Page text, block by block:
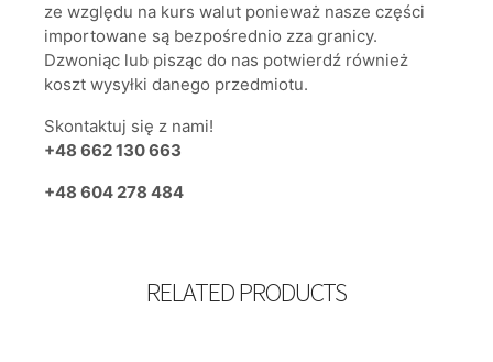
ze względu na kurs walut ponieważ nasze części
importowane są bezpośrednio zza granicy.
Dzwoniąc lub pisząc do nas potwierdź również
koszt wysyłki danego przedmiotu.
Skontaktuj się z nami!
+48 662 130 663
+48 604 278 484
RELATED PRODUCTS